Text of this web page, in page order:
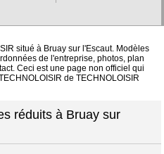
situé à Bruay sur l'Escaut. Modèles
de l'entreprise, photos, plan
Ceci est une page non officiel qui
de TECHNOLOISIR
réduits à Bruay sur